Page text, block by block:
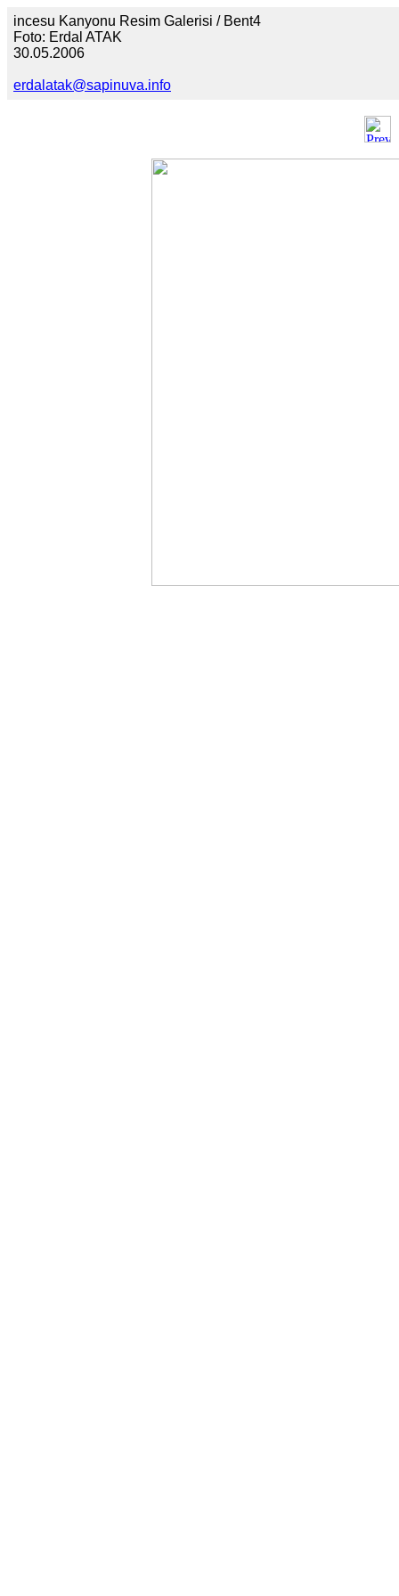
incesu Kanyonu Resim Galerisi / Bent4
Foto: Erdal ATAK
30.05.2006
erdalatak@sapinuva.info